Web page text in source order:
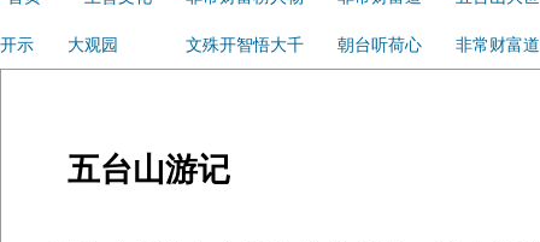
开示 大观园 文殊开智悟大千 朝台听荷心 非常财富
五台山游记